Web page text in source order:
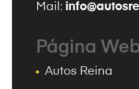
Mail:
Página
Autos Reina